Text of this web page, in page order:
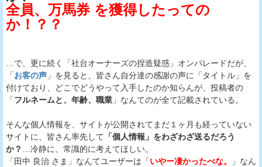
全員、万馬券 を獲得したっての
か！？？
…で、更に続く「社台オーナーズの捏造疑惑」オンパレードだが、
「お客の声 」を見ると、皆さん自分達の感謝の声に「タイトル」を
付けており、どこでどうやって入手したのか知らんが、投稿者の
「フルネームと、年齢、職業 」なんてのが全て記載されている。
そんな個人情報を、サイトが公開されてまだ１ヶ月も経っていない
サイトに、皆さん率先して 「個人情報」をわざわざ送るだろう
か？ …冷静に、常識的に考えてほしい。
「田中 良治 さま」なんてユーザーは「いやー凄かったべな。
」なん